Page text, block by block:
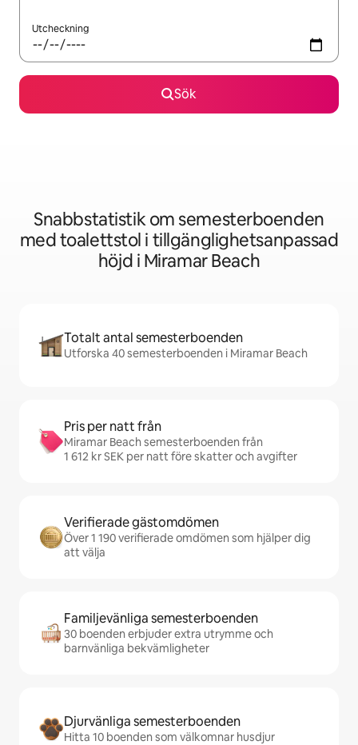
Utcheckning
Sök
Snabbstatistik om semesterboenden
med toalettstol i tillgänglighetsanpassad
höjd i Miramar Beach
Totalt antal semesterboenden
Utforska 40 semesterboenden i Miramar Beach
Pris per natt från
Miramar Beach semesterboenden från
1 612 kr SEK per natt före skatter och avgifter
Verifierade gästomdömen
Över 1 190 verifierade omdömen som hjälper dig
att välja
Familjevänliga semesterboenden
30 boenden erbjuder extra utrymme och
barnvänliga bekvämligheter
Djurvänliga semesterboenden
Hitta 10 boenden som välkomnar husdjur